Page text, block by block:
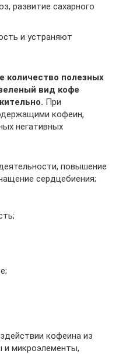
развитие сахарного
и устраняют
количество полезных
вид кофе
При
кофеин,
негативных
повышение
сердцебиения;
кофеина из
и микроэлементы,